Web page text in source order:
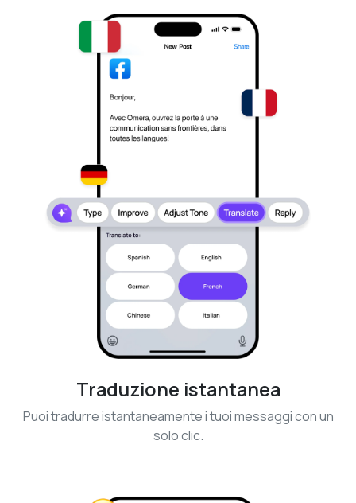
Traduzione istantanea
Puoi tradurre istantaneamente i tuoi messaggi con un
solo clic.